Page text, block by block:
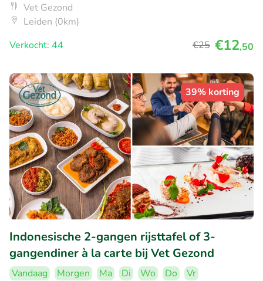
Vet Gezond
Leiden (0km)
Verkocht: 44
€25 €12,50
39% korting
Indonesische 2-gangen rijsttafel of 3-
gangendiner à la carte bij Vet Gezond
Vandaag Morgen Ma Di Wo Do
Vr